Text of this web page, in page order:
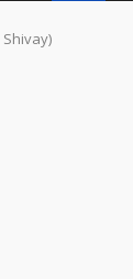
Shivay)